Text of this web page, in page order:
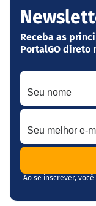
Receba as
PortalGO direto
Seu nome
Seu melhor e-mail
Ao se inscrever,